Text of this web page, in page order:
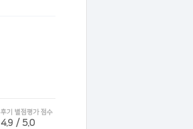
후기 별점평가 점수
4.9 / 5.0